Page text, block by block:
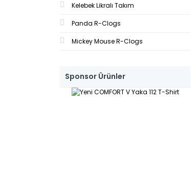
Kelebek Likralı Takım
Panda R-Clogs
Mickey Mouse R-Clogs
Sponsor Ürünler